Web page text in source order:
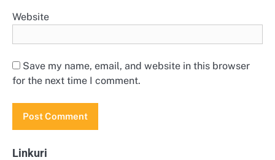
Website
Save my name, email, and website in this browser
for the next time I comment.
Linkuri